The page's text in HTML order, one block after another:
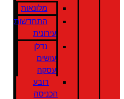
מלונאות
התחדשות
עירונית
נדלן
עושים
עסקה
רובע
הכניסה